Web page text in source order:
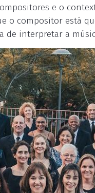
e o
o compositor está
interpretar a